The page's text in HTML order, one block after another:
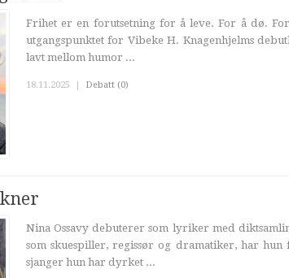
Frihet er en forutsetning for å leve. For å dø.
utgangspunktet for Vibeke H. Knagenhjelms
lavt mellom humor ...
18.11.2025 | Debatt (0)
Nina Ossavy debuterer som lyriker med
som skuespiller, regissør og dramatiker, har
sjanger hun har dyrket ...